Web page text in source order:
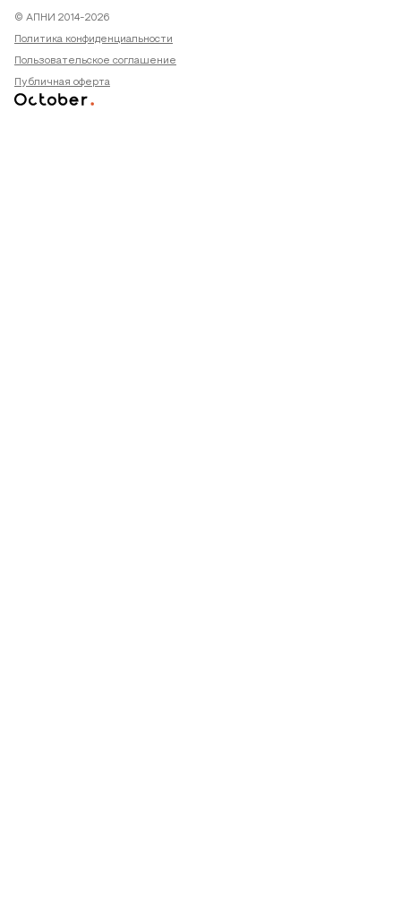
© АПНИ 2014-2026
Политика конфиденциальности
Пользовательское соглашение
Публичная оферта